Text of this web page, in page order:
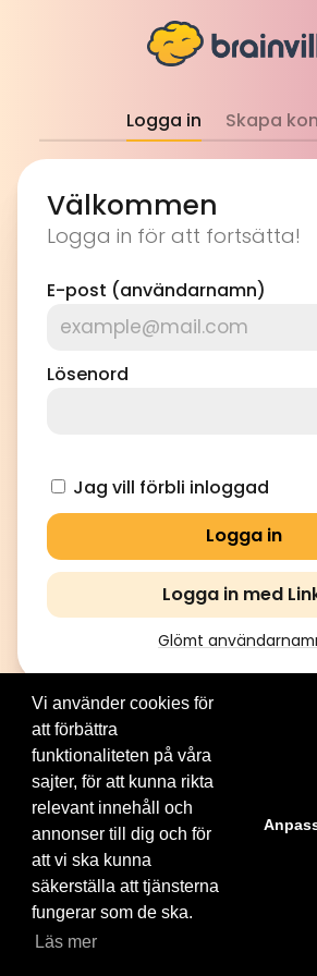
Logga in Skapa
Välkommen
Logga in för att fortsätta!
E-post (användarnamn)
Lösenord
Jag vill förbli inloggad
Logga in med
Glömt
© 2012-2026 Brainville AB. All Rights
tjänsten|Privacy policy
Byt språk:
Vi använder cookies för
att förbättra
funktionaliteten på våra
sajter, för att kunna rikta
relevant innehåll och
annonser till dig och för
att vi ska kunna
säkerställa att tjänsterna
fungerar som de ska.
Läs mer